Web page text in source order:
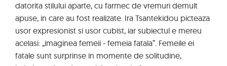
datorita stilului aparte, cu farmec de vremuri demult
apuse, in care au fost realizate. Ira Tsantekidou picteaza
usor expresionist si usor cubist, iar subiectul e mereu
acelasi: „imaginea femeii - femeia fatala”. Femeile ei
fatale sunt surprinse in momente de solitudine,